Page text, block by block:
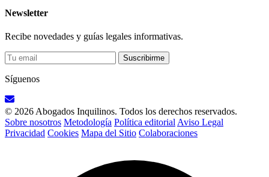
Newsletter
Recibe novedades y guías legales informativas.
Suscribirme
Síguenos
© 2026 Abogados Inquilinos. Todos los derechos reservados.
Sobre nosotros Metodología Política editorial Aviso Legal
Privacidad Cookies Mapa del Sitio Colaboraciones